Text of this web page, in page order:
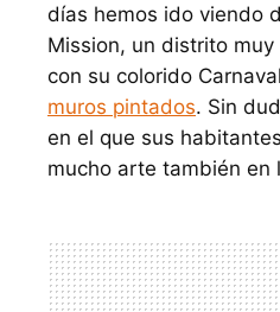
días hemos ido viendo
Mission, un distrito
con su colorido
muros pintados. Sin
en el que sus
mucho arte también en